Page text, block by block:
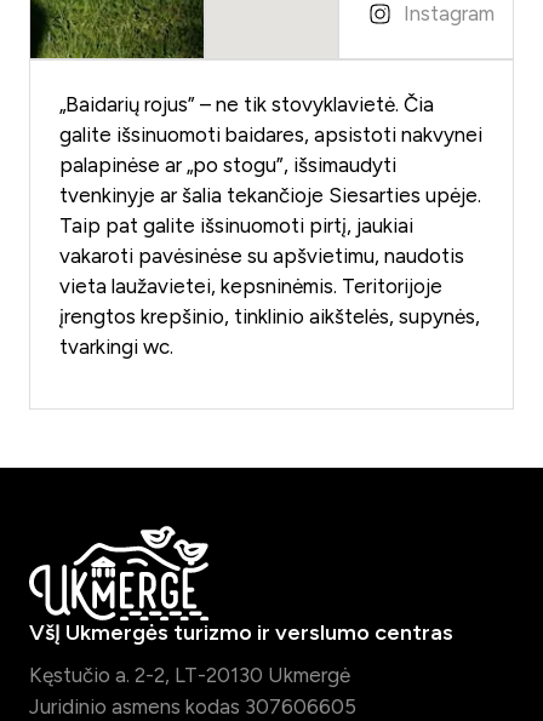
Instagram
„Baidarių rojus” – ne tik stovyklavietė. Čia
galite išsinuomoti baidares, apsistoti nakvynei
palapinėse ar „po stogu”, išsimaudyti
tvenkinyje ar šalia tekančioje Siesarties upėje.
Taip pat galite išsinuomoti pirtį, jaukiai
vakaroti pavėsinėse su apšvietimu, naudotis
vieta laužavietei, kepsninėmis. Teritorijoje
įrengtos krepšinio, tinklinio aikštelės, supynės,
tvarkingi wc.
VšĮ Ukmergės turizmo ir verslumo centras
Kęstučio a. 2-2, LT-20130 Ukmergė
Juridinio asmens kodas 307606605